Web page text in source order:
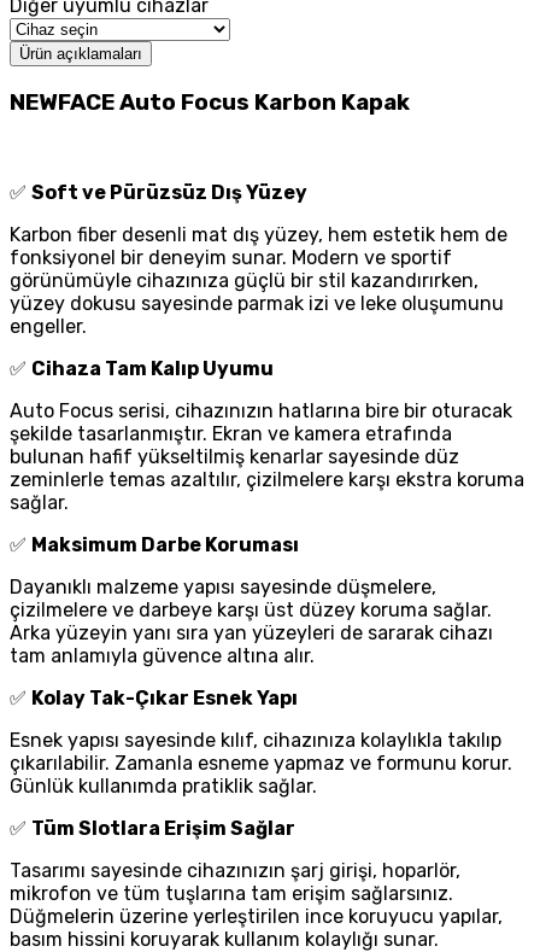
Diğer uyumlu cihazlar
Ürün açıklamaları
NEWFACE Auto Focus Karbon Kapak
✅ Soft ve Pürüzsüz Dış Yüzey
Karbon fiber desenli mat dış yüzey, hem estetik hem de
fonksiyonel bir deneyim sunar. Modern ve sportif
görünümüyle cihazınıza güçlü bir stil kazandırırken,
yüzey dokusu sayesinde parmak izi ve leke oluşumunu
engeller.
✅ Cihaza Tam Kalıp Uyumu
Auto Focus serisi, cihazınızın hatlarına bire bir oturacak
şekilde tasarlanmıştır. Ekran ve kamera etrafında
bulunan hafif yükseltilmiş kenarlar sayesinde düz
zeminlerle temas azaltılır, çizilmelere karşı ekstra koruma
sağlar.
✅ Maksimum Darbe Koruması
Dayanıklı malzeme yapısı sayesinde düşmelere,
çizilmelere ve darbeye karşı üst düzey koruma sağlar.
Arka yüzeyin yanı sıra yan yüzeyleri de sararak cihazı
tam anlamıyla güvence altına alır.
✅ Kolay Tak-Çıkar Esnek Yapı
Esnek yapısı sayesinde kılıf, cihazınıza kolaylıkla takılıp
çıkarılabilir. Zamanla esneme yapmaz ve formunu korur.
Günlük kullanımda pratiklik sağlar.
✅ Tüm Slotlara Erişim Sağlar
Tasarımı sayesinde cihazınızın şarj girişi, hoparlör,
mikrofon ve tüm tuşlarına tam erişim sağlarsınız.
Düğmelerin üzerine yerleştirilen ince koruyucu yapılar,
basım hissini koruyarak kullanım kolaylığı sunar.